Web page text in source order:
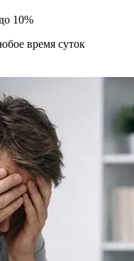
10%
время суток